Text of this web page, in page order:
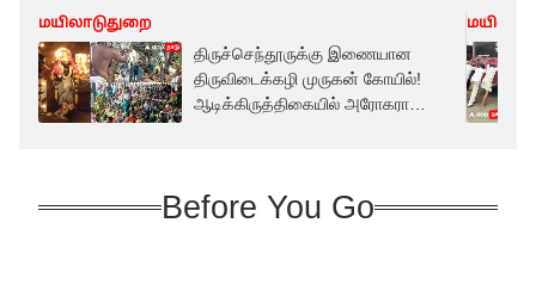
மயிலாடுதுறை
திருச்செந்தூருக்கு இணையான
திருவிடைக்கழி முருகன் கோயில்!
ஆடிக்கிருத்திகையில் அரோகரா
Before You Go